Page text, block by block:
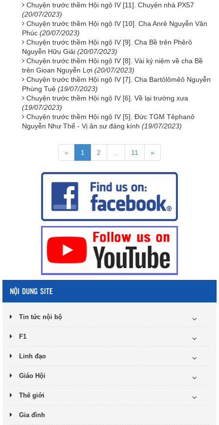
Chuyện trước thềm Hội ngộ IV [11]. Chuyện nhà PX57
(20/07/2023)
Chuyện trước thềm Hội ngộ IV [10]. Cha Anrê Nguyễn Văn
Phúc (20/07/2023)
Chuyện trước thềm Hội ngộ IV [9]. Cha Bề trên Phêrô
Nguyễn Hữu Giải (20/07/2023)
Chuyện trước thềm Hội ngộ IV [8]. Vài kỷ niệm về cha Bề
trên Gioan Nguyễn Lợi (20/07/2023)
Chuyện trước thềm Hội ngộ IV [7]. Cha Bartôlômêô Nguyễn
Phùng Tuệ (19/07/2023)
Chuyện trước thềm Hội ngộ IV [6]. Về lại trường xưa
(19/07/2023)
Chuyện trước thềm Hội ngộ IV [5]. Đức TGM Têphanô
Nguyễn Như Thể - Vị ân sư đáng kính (19/07/2023)
« 1 2 11 »
NỘI DUNG SITE
Tin tức nội bộ
F1
Linh đạo
Giáo Hội
Thế giới
Gia đình